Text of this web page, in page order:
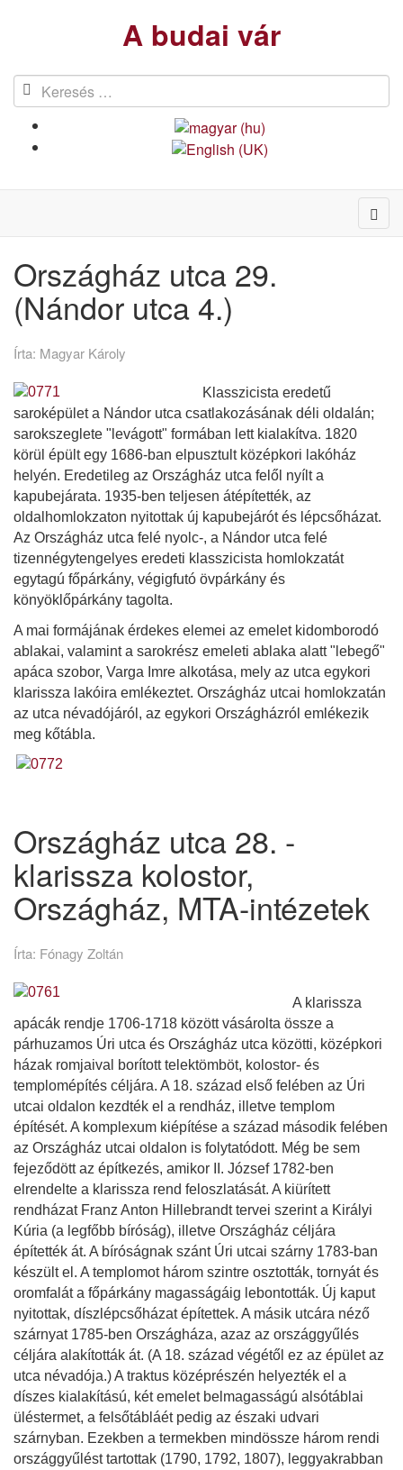
A budai vár
Országház utca 29.
(Nándor utca 4.)
Írta: Magyar Károly
Klasszicista eredetű
saroképület a Nándor utca csatlakozásának déli oldalán;
sarokszeglete "levágott" formában lett kialakítva. 1820
körül épült egy 1686-ban elpusztult középkori lakóház
helyén. Eredetileg az Országház utca felől nyílt a
kapubejárata. 1935-ben teljesen átépítették, az
oldalhomlokzaton nyitottak új kapubejárót és lépcsőházat.
Az Országház utca felé nyolc-, a Nándor utca felé
tizennégytengelyes eredeti klasszicista homlokzatát
egytagú főpárkány, végigfutó övpárkány és
könyöklőpárkány tagolta.
A mai formájának érdekes elemei az emelet kidomborodó
ablakai, valamint a sarokrész emeleti ablaka alatt "lebegő"
apáca szobor, Varga Imre alkotása, mely az utca egykori
klarissza lakóira emlékeztet. Országház utcai homlokzatán
az utca névadójáról, az egykori Országházról emlékezik
meg kőtábla.
Országház utca 28. -
klarissza kolostor,
Országház, MTA-intézetek
Írta: Fónagy Zoltán
A klarissza
apácák rendje 1706-1718 között vásárolta össze a
párhuzamos Úri utca és Országház utca közötti, középkori
házak romjaival borított telektömböt, kolostor- és
templomépítés céljára. A 18. század első felében az Úri
utcai oldalon kezdték el a rendház, illetve templom
építését. A komplexum kiépítése a század második felében
az Országház utcai oldalon is folytatódott. Még be sem
fejeződött az építkezés, amikor II. József 1782-ben
elrendelte a klarissza rend feloszlatását. A kiürített
rendházat Franz Anton Hillebrandt tervei szerint a Királyi
Kúria (a legfőbb bíróság), illetve Országház céljára
építették át. A bíróságnak szánt Úri utcai szárny 1783-ban
készült el. A templomot három szintre osztották, tornyát és
oromfalát a főpárkány magasságáig lebontották. Új kaput
nyitottak, díszlépcsőházat építettek. A másik utcára néző
szárnyat 1785-ben Országháza, azaz az országgyűlés
céljára alakították át. (A 18. század végétől ez az épület az
utca névadója.) A traktus középrészén helyezték el a
díszes kialakítású, két emelet belmagasságú alsótáblai
üléstermet, a felsőtábláét pedig az északi udvari
szárnyban. Ezekben a termekben mindössze három rendi
országgyűlést tartottak (1790, 1792, 1807), leggyakrabban